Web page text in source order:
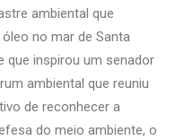
ambiental que
no mar de Santa
que inspirou um senador
ambiental que reuniu
de reconhecer a
do meio ambiente, o